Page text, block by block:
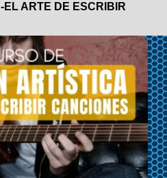
ARTE DE ESCRIBIR